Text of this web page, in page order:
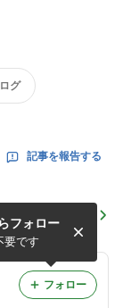
グ
記事を報告する
祭デモンストレ
験会について
フォロー
要です
フォロー